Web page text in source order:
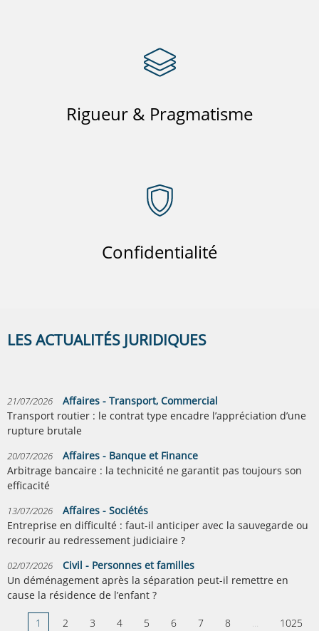
Rigueur & Pragmatisme
Confidentialité
LES ACTUALITÉS JURIDIQUES
21/07/2026
Affaires - Transport, Commercial
Transport routier : le contrat type encadre l’appréciation d’une
rupture brutale
20/07/2026
Affaires - Banque et Finance
Arbitrage bancaire : la technicité ne garantit pas toujours son
efficacité
13/07/2026
Affaires - Sociétés
Entreprise en difficulté : faut-il anticiper avec la sauvegarde ou
recourir au redressement judiciaire ?
02/07/2026
Civil - Personnes et familles
Un déménagement après la séparation peut-il remettre en
cause la résidence de l’enfant ?
1 2 3 4 5 6 7 8 ...
1025